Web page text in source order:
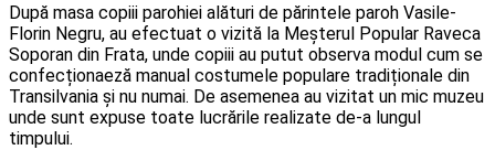
După masa copiii parohiei alături de părintele paroh Vasile-
Florin Negru, au efectuat o vizită la Meșterul Popular Raveca
Soporan din Frata, unde copiii au putut observa modul cum se
confecționaeză manual costumele populare tradiționale din
Transilvania și nu numai. De asemenea au vizitat un mic muzeu
unde sunt expuse toate lucrările realizate de-a lungul
timpului.